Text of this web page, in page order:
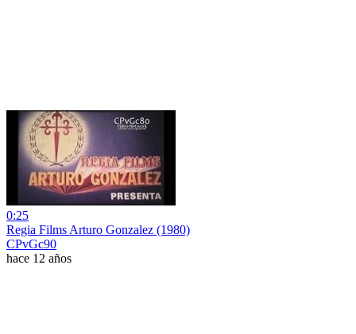
0:25
Regia Films Arturo Gonzalez (1980)
CPvGc90
hace 12 años